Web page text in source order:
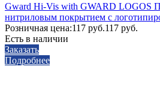
Gward Hi-Vis with GWARD LOGOS
нитриловым покрытием с
Розничная цена:117 руб.117 руб.
Есть в наличии
Заказать
Подробнее